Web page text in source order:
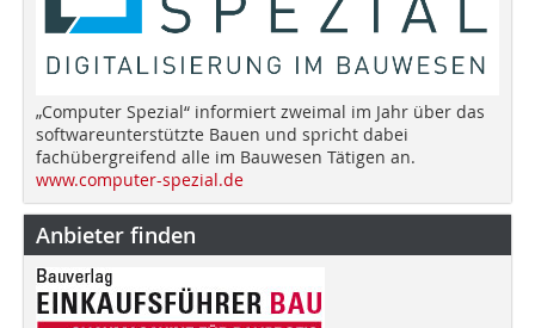
„Computer Spezial“ informiert zweimal im Jahr über das
softwareunterstützte Bauen und spricht dabei
fachübergreifend alle im Bauwesen Tätigen an.
www.computer-spezial.de
Anbieter finden